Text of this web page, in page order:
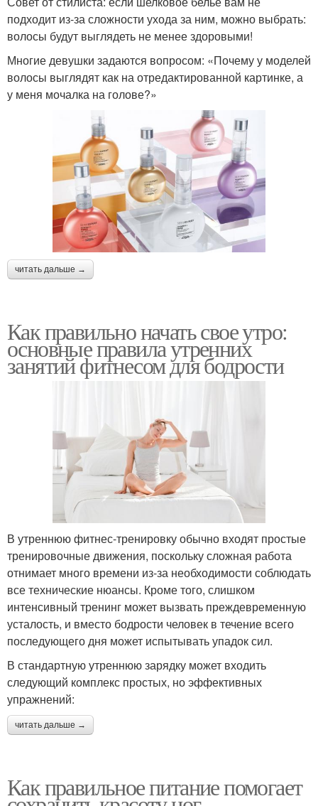
подходит из-за сложности ухода за ним, можно выбрать:
волосы будут выглядеть не менее здоровыми!
Многие девушки задаются вопросом: «Почему у моделей
волосы выглядят как на отредактированной картинке, а
у меня мочалка на голове?»
читать дальше →
Как правильно начать свое утро:
основные правила утренних
занятий фитнесом для бодрости
В утреннюю фитнес-тренировку обычно входят простые
тренировочные движения, поскольку сложная работа
отнимает много времени из-за необходимости соблюдать
все технические нюансы. Кроме того, слишком
интенсивный тренинг может вызвать преждевременную
усталость, и вместо бодрости человек в течение всего
последующего дня может испытывать упадок сил.
В стандартную утреннюю зарядку может входить
следующий комплекс простых, но эффективных
упражнений:
читать дальше →
Как правильное питание помогает